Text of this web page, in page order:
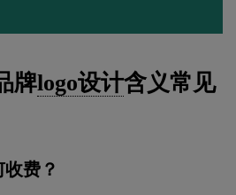
牌logo设计含义常见
费？